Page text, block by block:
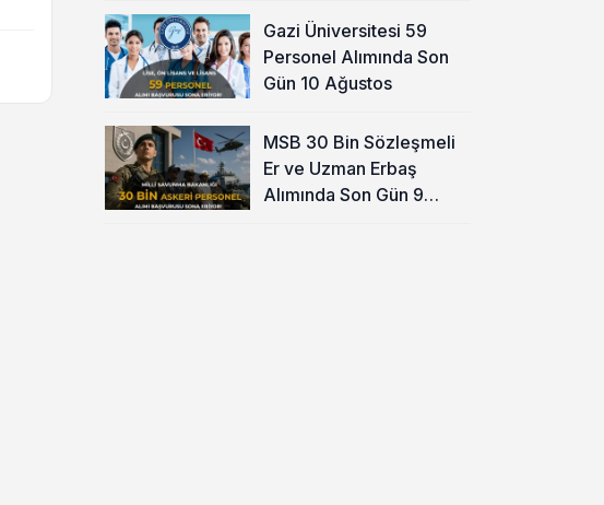
Gazi Üniversitesi 59
Personel Alımında Son
Gün 10 Ağustos
MSB 30 Bin Sözleşmeli
Er ve Uzman Erbaş
Alımında Son Gün 9